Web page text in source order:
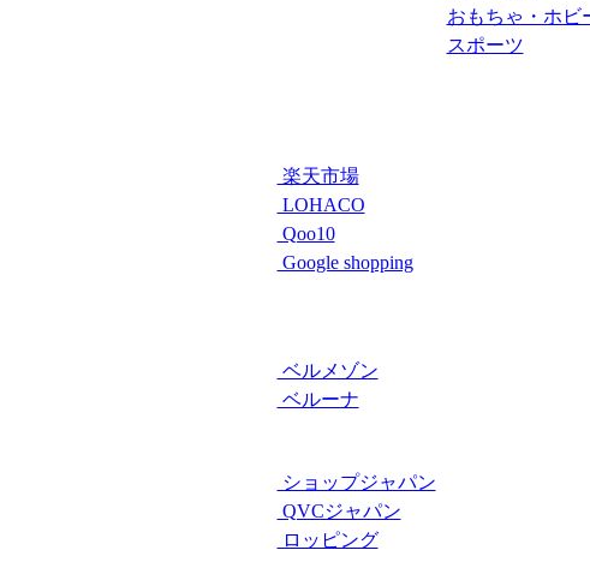
おもちゃ・ホビ
スポーツ
楽天市場
LOHACO
Qoo10
Google shopping
ベルメゾン
ベルーナ
ショップジャパン
QVCジャパン
ロッピング